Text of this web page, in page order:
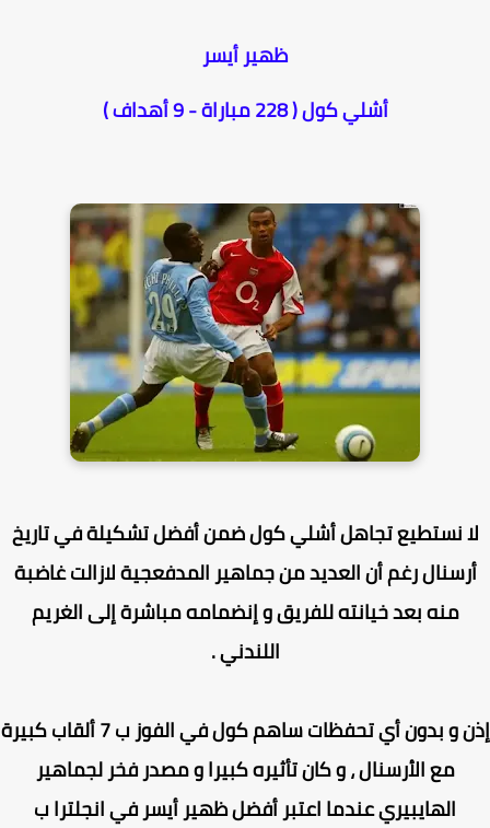
ظهير أيسر
أشلي كول ( 228 مباراة - 9 أهداف )
نستطيع تجاهل أشلي كول ضمن أفضل تشكيلة في تاريخ
رغم أن العديد من جماهير المدفعجية لازالت غاضبة
منه بعد خيانته للفريق و إنضمامه مباشرة إلى الغريم
اللندني .
إذن و بدون أي تحفظات ساهم كول في الفوز ب 7 ألقاب كبيرة
مع الأرسنال ، و كان تأثيره كبيرا و مصدر فخر لجماهير
الهايبيري عندما اعتبر أفضل ظهير أيسر في انجلترا ب